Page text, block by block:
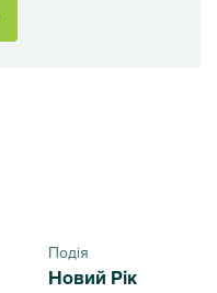
Подія
Новий Рік